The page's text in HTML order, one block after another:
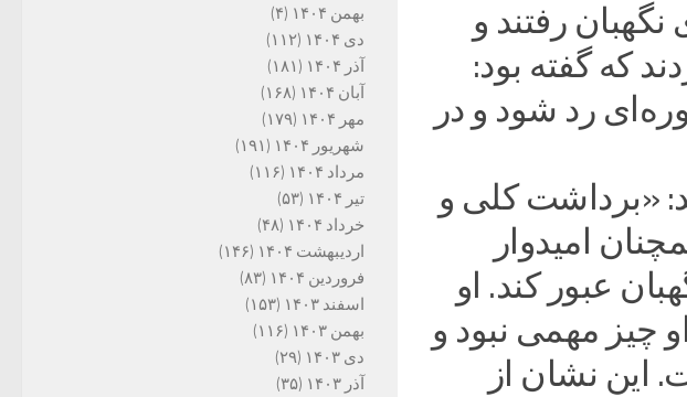
رفتند و
که گفته بود:
رد شود و در
«برداشت کلی و
امیدوار
عبور کند. او
چیز مهمی نبود و
نشان از
بهمن ۱۴۰۴
(۴)
دی ۱۴۰۴
(۱۱۲)
آذر ۱۴۰۴
(۱۸۱)
آبان ۱۴۰۴
(۱۶۸)
مهر ۱۴۰۴
(۱۷۹)
شهریور ۱۴۰۴
(۱۹۱)
مرداد ۱۴۰۴
(۱۱۶)
تیر ۱۴۰۴
(۵۳)
خرداد ۱۴۰۴
(۴۸)
اردیبهشت ۱۴۰۴
(۱۴۶)
فروردین ۱۴۰۴
(۸۳)
اسفند ۱۴۰۳
(۱۵۳)
بهمن ۱۴۰۳
(۱۱۶)
دی ۱۴۰۳
(۲۹)
آذر ۱۴۰۳
(۳۵)